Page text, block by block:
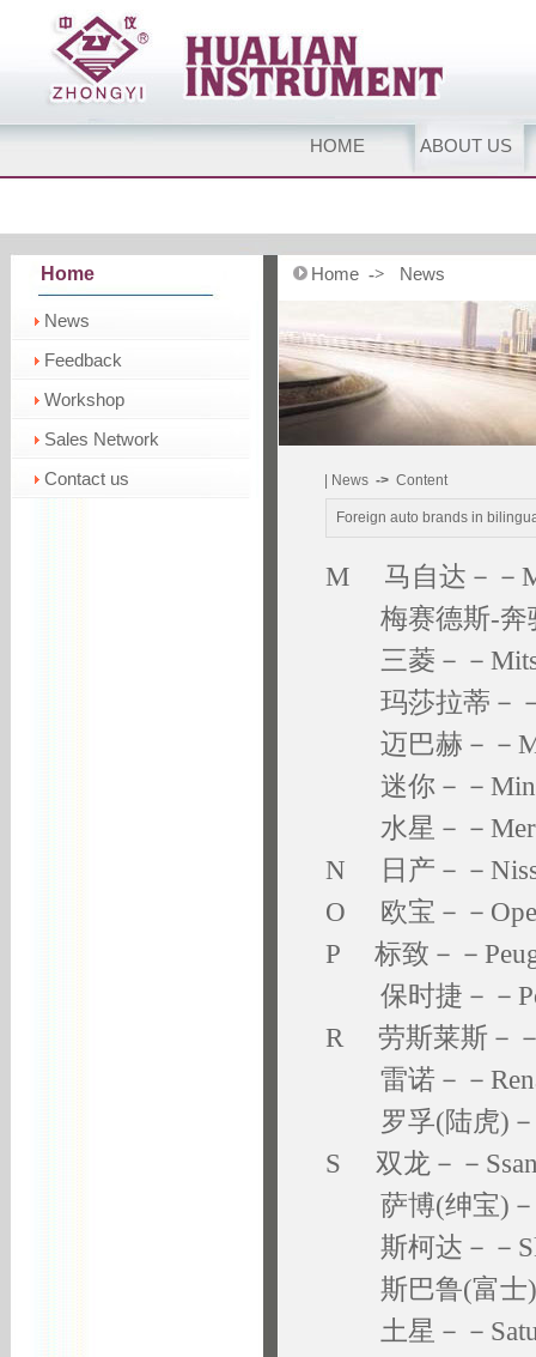
HOME ABOUT US
Home Home -> News
News
Feedback
Workshop
Sales Network
Contact us
| News ->Content
Foreign auto brands in
M 马自达－－
梅赛德斯-奔驰
三菱－－
玛莎拉蒂－－
迈巴赫－－
迷你－－
水星－－
N 日产－－
O 欧宝－－
P 标致－－
保时捷－－
R 劳斯莱斯－
雷诺－－
罗孚(陆虎)－
S 双龙－－
萨博(绅宝)－
斯柯达－－
斯巴鲁(富士)
土星－－